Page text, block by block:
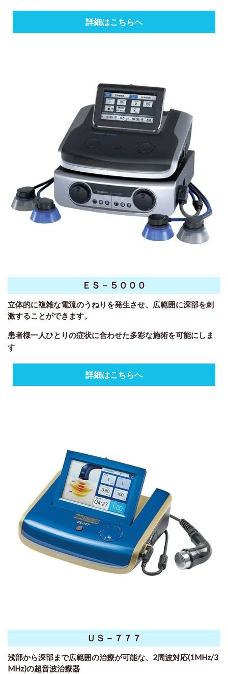
詳細はこちらへ
ＥＳ－５０００
立体的に複雑な電流のうねりを発生させ、広範囲に深部を刺
激することができます。
患者様一人ひとりの症状に合わせた多彩な施術を可能にしま
す
詳細はこちらへ
ＵＳ－７７７
浅部から深部まで広範囲の治療が可能な、 2周波対応(1MHz/3
MHz)の超音波治療器